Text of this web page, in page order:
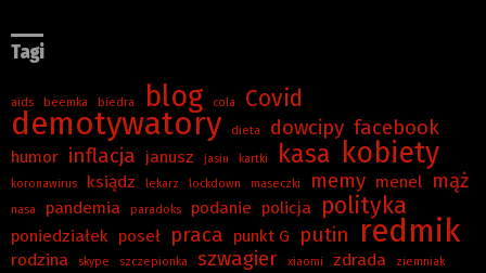
Tagi
aids beemka biedra blog cola Covid
demotywatory dieta dowcipy facebook
humor inflacja janusz jasiu kartki kasa kobiety
koronawirus ksiądz lekarz lockdown maseczki memy menel mąż
nasa pandemia paradoks podanie policja polityka
poniedziałek poseł praca punkt G putin redmik
rodzina skype szczepionka szwagier xiaomi zdrada
ziemniak